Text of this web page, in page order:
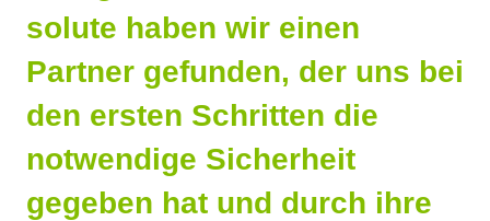
solute haben wir einen
Partner gefunden, der uns bei
den ersten Schritten die
notwendige Sicherheit
gegeben hat und durch ihre